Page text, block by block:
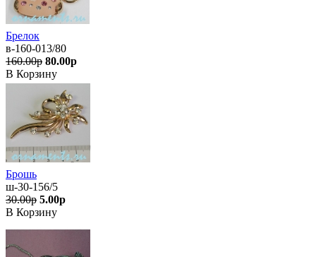
Брелок
в-160-013/80
160.00р 80.00р
В Корзину
Брошь
ш-30-156/5
30.00р 5.00р
В Корзину